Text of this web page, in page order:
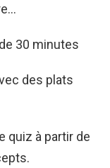
30 minutes
des plats
quiz à partir de